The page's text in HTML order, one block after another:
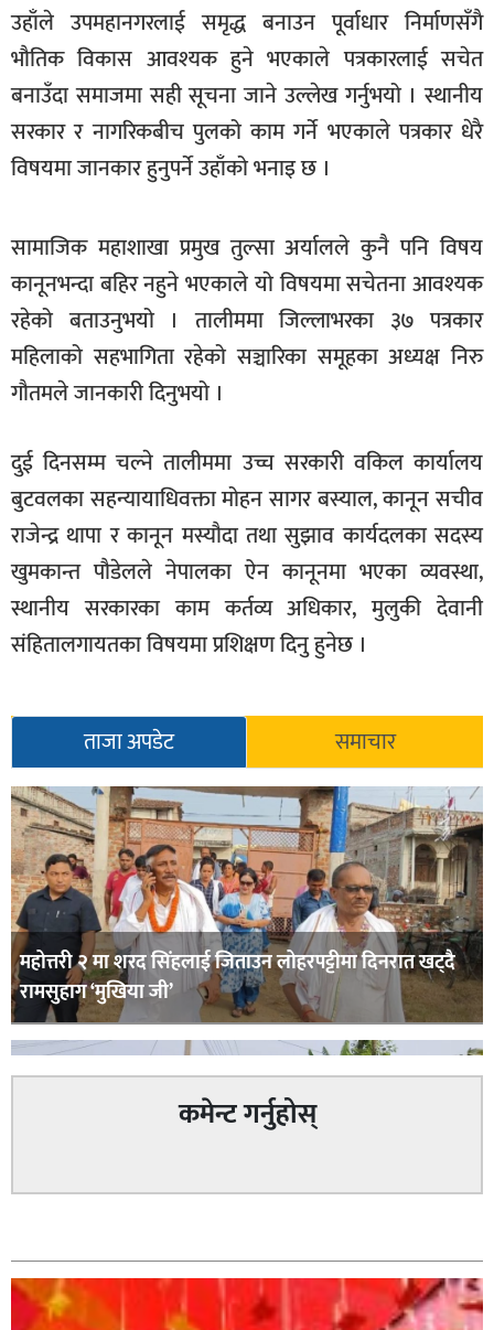
भिडियो
अन्य
समाज
स्वास्थ्य
उहाँले उपमहानगरलाई समृद्ध बनाउन पूर्वाधार निर्माणसँगै
भौतिक विकास आवश्यक हुने भएकाले पत्रकारलाई सचेत
बनाउँदा समाजमा सही सूचना जाने उल्लेख गर्नुभयो । स्थानीय
सरकार र नागरिकबीच पुलको काम गर्ने भएकाले पत्रकार धेरै
विषयमा जानकार हुनुपर्ने उहाँको भनाइ छ ।
सामाजिक महाशाखा प्रमुख तुल्सा अर्यालले कुनै पनि विषय
कानूनभन्दा बहिर नहुने भएकाले यो विषयमा सचेतना आवश्यक
रहेको बताउनुभयो । तालीममा जिल्लाभरका ३७ पत्रकार
महिलाको सहभागिता रहेको सञ्चारिका समूहका अध्यक्ष निरु
गौतमले जानकारी दिनुभयो ।
दुई दिनसम्म चल्ने तालीममा उच्च सरकारी वकिल कार्यालय
बुटवलका सहन्यायाधिवक्ता मोहन सागर बस्याल, कानून सचीव
राजेन्द्र थापा र कानून मस्यौदा तथा सुझाव कार्यदलका सदस्य
खुमकान्त पौडेलले नेपालका ऐन कानूनमा भएका व्यवस्था,
स्थानीय सरकारका काम कर्तव्य अधिकार, मुलुकी देवानी
संहितालगायतका विषयमा प्रशिक्षण दिनु हुनेछ ।
ताजा अपडेट समाचार
महोत्तरी २ मा शरद सिंहलाई जिताउन लोहरपट्टीमा दिनरात खट्दै
रामसुहाग ‘मुखिया जी’
कमेन्ट गर्नुहोस्